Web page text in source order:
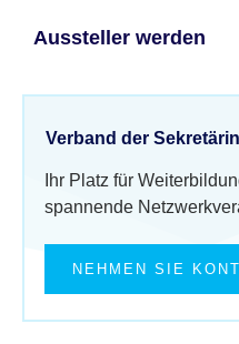
Aussteller werden
Verband der
Ihr Platz für
spannende
NEHMEN SIE